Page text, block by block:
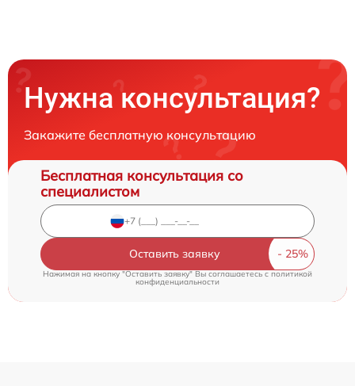
Нужна консультация?
Закажите бесплатную консультацию
Бесплатная консультация со
специалистом
Оставить заявку
Нажимая на кнопку "Оставить заявку" Вы соглашаетесь cполитикой
конфиденциальности